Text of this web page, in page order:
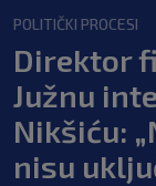
POLITIČKI PROCESI
Direktor
Južnu
Nikšiću:
nisu